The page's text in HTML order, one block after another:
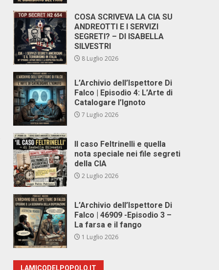
COSA SCRIVEVA LA CIA SU
ANDREOTTI E I SERVIZI
SEGRETI? – DI ISABELLA
SILVESTRI
8 Luglio 2026
L’Archivio dell’Ispettore Di
Falco | Episodio 4: L’Arte di
Catalogare l’Ignoto
7 Luglio 2026
Il caso Feltrinelli e quella
nota speciale nei file segreti
della CIA
2 Luglio 2026
L’Archivio dell’Ispettore Di
Falco | 46909 -Episodio 3 –
La farsa e il fango
1 Luglio 2026
LAMICODELPOPOLO.IT